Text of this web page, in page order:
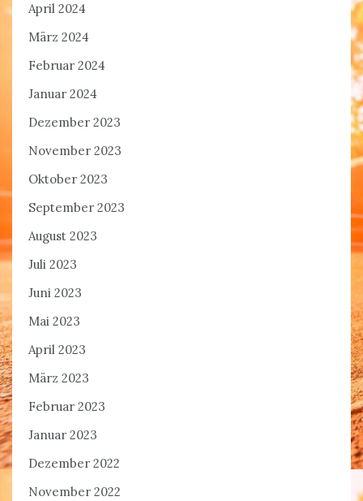
April 2024
März 2024
Februar 2024
Januar 2024
Dezember 2023
November 2023
Oktober 2023
September 2023
August 2023
Juli 2023
Juni 2023
Mai 2023
April 2023
März 2023
Februar 2023
Januar 2023
Dezember 2022
November 2022